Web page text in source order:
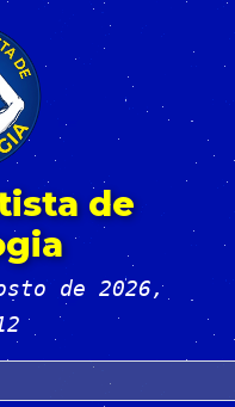
de
de 2026,